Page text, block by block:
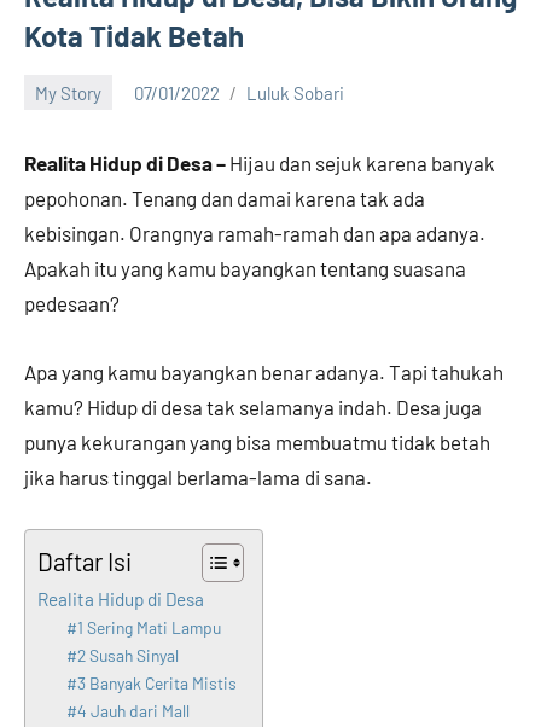
Kota Tidak Betah
My Story 07/01/2022 Luluk Sobari
Realita Hidup di Desa – Hijau dan sejuk karena banyak
pepohonan. Tenang dan damai karena tak ada
kebisingan. Orangnya ramah-ramah dan apa adanya.
Apakah itu yang kamu bayangkan tentang suasana
pedesaan?
Apa yang kamu bayangkan benar adanya. Tapi tahukah
kamu? Hidup di desa tak selamanya indah. Desa juga
punya kekurangan yang bisa membuatmu tidak betah
jika harus tinggal berlama-lama di sana.
Daftar Isi
Realita Hidup di Desa
#1 Sering Mati Lampu
#2 Susah Sinyal
#3 Banyak Cerita Mistis
#4 Jauh dari Mall